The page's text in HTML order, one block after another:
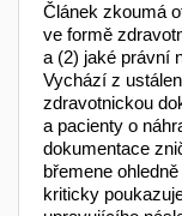
Článek zkoumá
ve formě
a (2) jaké právní
Vychází z
zdravotnickou
a pacienty o
dokumentace
břemene
kriticky